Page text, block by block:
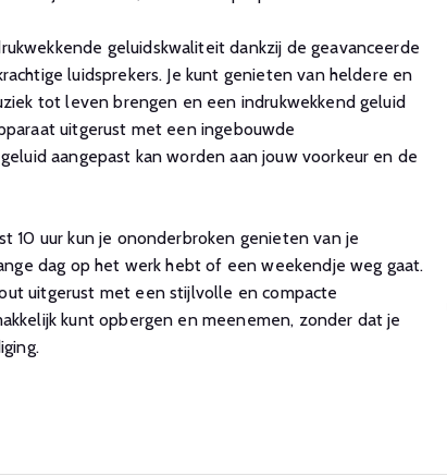
geluidskwaliteit dankzij de geavanceerde
luidsprekers. Je kunt genieten van heldere en
tot leven brengen en een indrukwekkend geluid
uitgerust met een ingebouwde
aangepast kan worden aan jouw voorkeur en de
10 uur kun je ononderbroken genieten van je
dag op het werk hebt of een weekendje weg gaat.
uitgerust met een stijlvolle en compacte
kunt opbergen en meenemen, zonder dat je